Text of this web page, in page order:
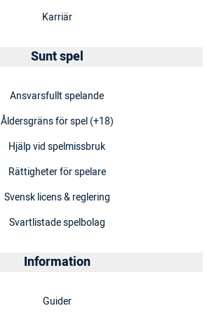
Karriär
Sunt spel
Ansvarsfullt spelande
Åldersgräns för spel (+18)
Hjälp vid spelmissbruk
Rättigheter för spelare
Svensk licens & reglering
Svartlistade spelbolag
Information
Guider